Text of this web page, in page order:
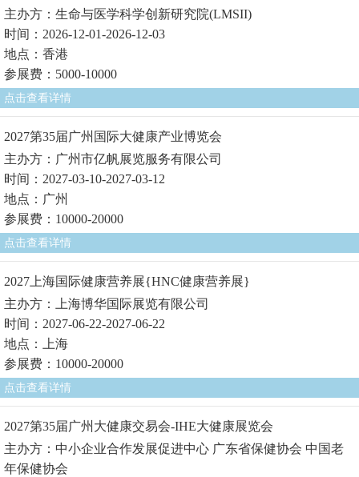
主办方：生命与医学科学创新研究院(LMSII)
时间：2026-12-01-2026-12-03
地点：香港
参展费：5000-10000
点击查看详情
2027第35届广州国际大健康产业博览会
主办方：广州市亿帆展览服务有限公司
时间：2027-03-10-2027-03-12
地点：广州
参展费：10000-20000
点击查看详情
2027上海国际健康营养展{HNC健康营养展}
主办方：上海博华国际展览有限公司
时间：2027-06-22-2027-06-22
地点：上海
参展费：10000-20000
点击查看详情
2027第35届广州大健康交易会-IHE大健康展览会
主办方：中小企业合作发展促进中心 广东省保健协会 中国老
年保健协会